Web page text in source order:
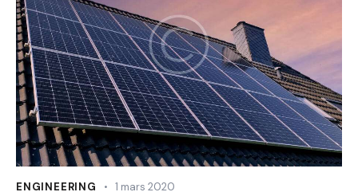
ENGINEERING 1 mars 2020